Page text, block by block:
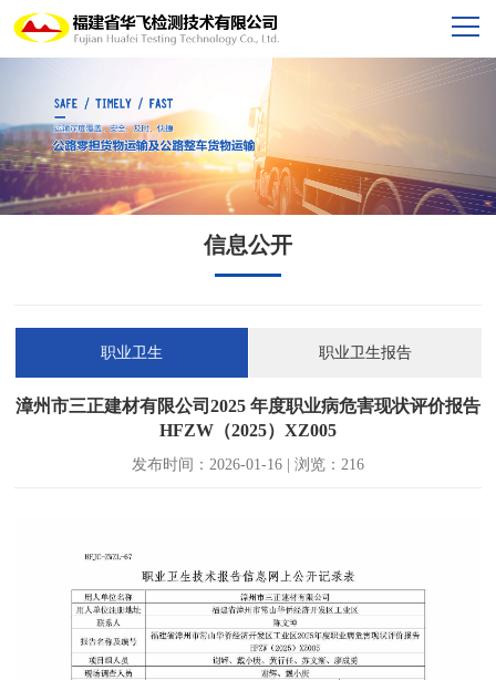
信息公开
职业卫生 职业卫生报告
漳州市三正建材有限公司2025 年度职业病危害现状评价报告
HFZW（2025）XZ005
发布时间：2026-01-16 | 浏览：216